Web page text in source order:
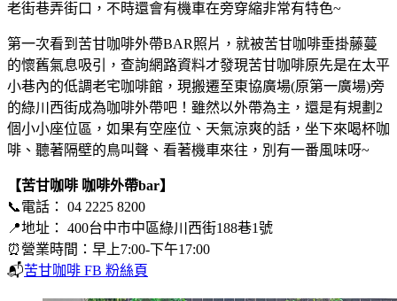
老街巷弄街口，不時還會有機車在旁穿縮非常有特色~
第一次看到苦甘咖啡外帶BAR照片，就被苦甘咖啡垂掛藤蔓
的懷舊氣息吸引，查詢網路資料才發現苦甘咖啡原先是在太平
小巷內的低調老宅咖啡館，現搬遷至東協廣場(原第一廣場)旁
的綠川西街成為咖啡外帶吧！雖然以外帶為主，還是有規劃2
個小小座位區，如果有空座位、天氣涼爽的話，坐下來喝杯咖
啡、聽著隔壁的鳥叫聲、看著機車來往，別有一番風味呀~
【苦甘咖啡 咖啡外帶bar】
📞電話： 04 2225 8200
📍地址： 400台中市中區綠川西街188巷1號
⏰營業時間：早上7:00-下午17:00
📬苦甘咖啡 FB 粉絲頁